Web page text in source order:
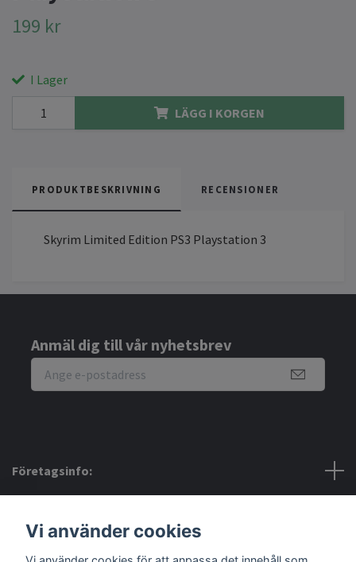
199 kr
I Lager
LÄGG I KORGEN
PRODUKTBESKRIVNING RECENSIONER
Skyrim Limited Edition PS3 Playstation 3
Anmäl dig till vår nyhetsbrev
Företagsinfo:
Vi använder cookies